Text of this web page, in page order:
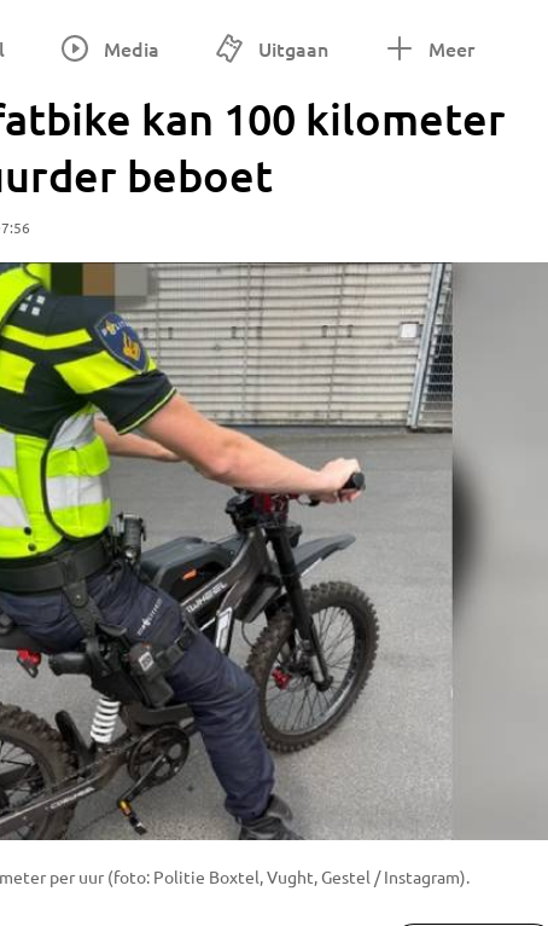
Media Uitgaan Meer
kan 100 kilometer
beboet
per uur (foto: Politie Boxtel, Vught, Gestel / Instagram).